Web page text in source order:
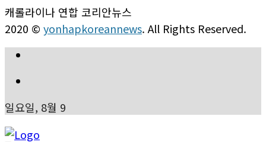
캐롤라이나 연합 코리안뉴스
2020 © yonhapkoreannews. All Rights Reserved.
일요일, 8월 9